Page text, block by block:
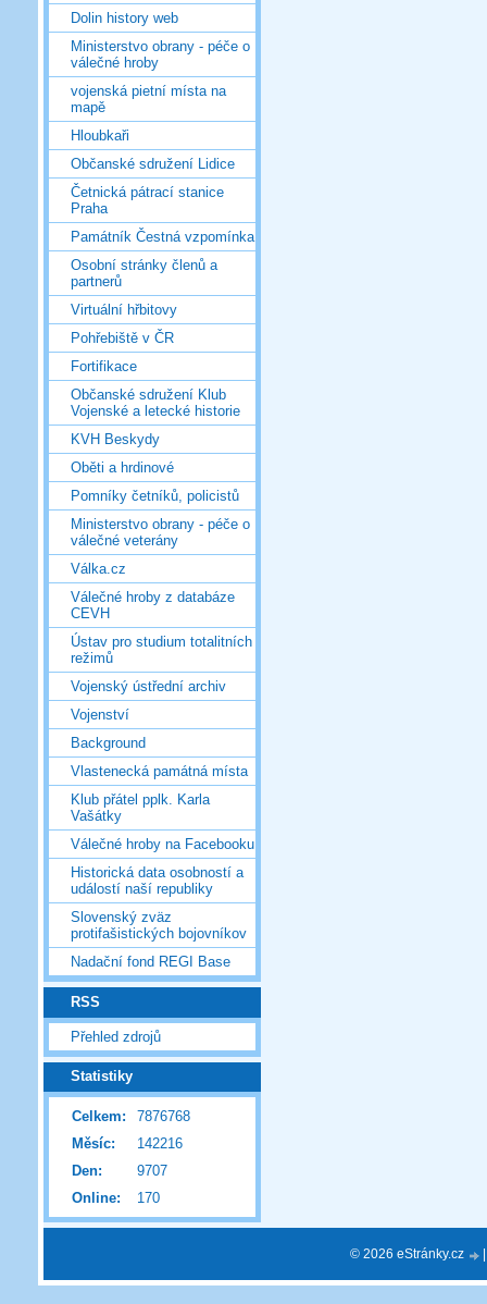
Dolin history web
Ministerstvo obrany - péče o
válečné hroby
vojenská pietní místa na
mapě
Hloubkaři
Občanské sdružení Lidice
Četnická pátrací stanice
Praha
Památník Čestná vzpomínka
Osobní stránky členů a
partnerů
Virtuální hřbitovy
Pohřebiště v ČR
Fortifikace
Občanské sdružení Klub
Vojenské a letecké historie
KVH Beskydy
Oběti a hrdinové
Pomníky četníků, policistů
Ministerstvo obrany - péče o
válečné veterány
Válka.cz
Válečné hroby z databáze
CEVH
Ústav pro studium totalitních
režimů
Vojenský ústřední archiv
Vojenství
Background
Vlastenecká památná místa
Klub přátel pplk. Karla
Vašátky
Válečné hroby na Facebooku
Historická data osobností a
událostí naší republiky
Slovenský zväz
protifašistických bojovníkov
Nadační fond REGI Base
RSS
Přehled zdrojů
Statistiky
Online: 170
Celkem:
7876768
Měsíc:
142216
Den:
9707
© 2026 eStránky.cz